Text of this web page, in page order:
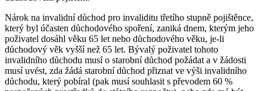
Nárok na invalidní důchod pro invaliditu třetího stupně pojištěnce,
který byl účasten důchodového spoření, zaniká dnem, kterým jeho
poživatel dosáhl věku 65 let nebo důchodového věku, je-li
důchodový věk vyšší než 65 let. Bývalý poživatel tohoto
invalidního důchodu musí o starobní důchod požádat a v žádosti
musí uvést, zda žádá starobní důchod přiznat ve výši invalidního
důchodu, který pobíral (pak musí souhlasit s převodem 60 %